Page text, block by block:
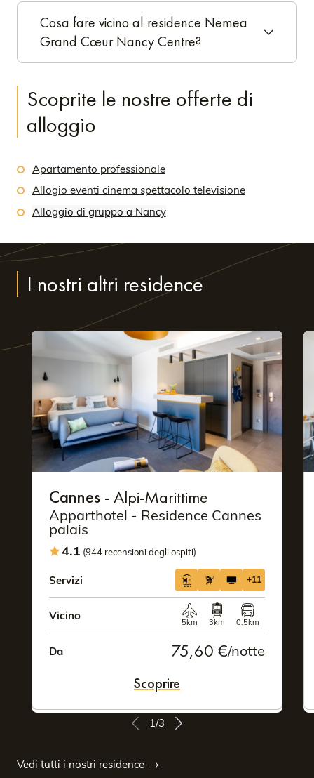
Cosa fare vicino al residence Nemea
Grand Cœur Nancy Centre?
Scoprite le nostre offerte di
alloggio
Apartamento professionale
Allogio eventi cinema spettacolo televisione
Alloggio di gruppo a Nancy
I nostri altri residence
1/3
Cannes- Alpi-Marittime
Apparthotel - Residence Cannes
palais
4.1 (944 recensioni degli ospiti)
Servizi +11
Vicino
5km 3km 0.5km
Da 75,60 €/notte
Scoprire
Vedi tutti i nostri residence